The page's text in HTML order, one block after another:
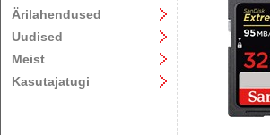
Ärilahendused
Uudised
Meist
Kasutajatugi